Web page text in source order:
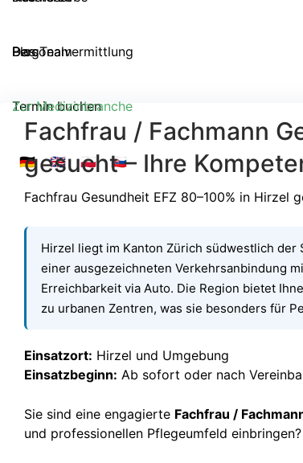
Personalvermittlung
Das Team
Termin buchen
Blog
Zur Medizinbranche
🇩🇪 🇬🇧 🇵🇱 🇸🇰
Fachfrau / Fachmann
gesucht – Ihre
Fachfrau Gesundheit EFZ 80–100% in Hirzel
Hirzel liegt im Kanton Zürich südwestlich
einer ausgezeichneten Verkehrsanbindung
Erreichbarkeit via Auto. Die Region bietet
zu urbanen Zentren, was sie besonders für
Einsatzort: Hirzel und Umgebung
Einsatzbeginn: Ab sofort oder nach
Sie sind eine engagierte Fachfrau /
und professionellen Pflegeumfeld einbringen?